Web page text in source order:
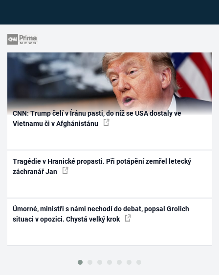
CNN: Trump čelí v Íránu pasti, do níž se USA dostaly ve
Vietnamu či v Afghánistánu
Tragédie v Hranické propasti. Při potápění zemřel letecký
záchranář Jan
Úmorné, ministři s námi nechodí do debat, popsal Grolich
situaci v opozici. Chystá velký krok